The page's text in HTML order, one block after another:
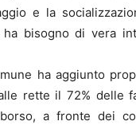
e la
bisogno di vera
ha aggiunto
rette il 72% delle
a fronte dei